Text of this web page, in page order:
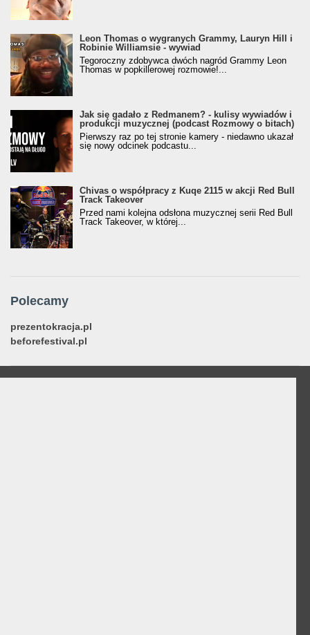
Leon Thomas o wygranych Grammy, Lauryn Hill i
Robinie Williamsie - wywiad
Tegoroczny zdobywca dwóch nagród Grammy Leon
Thomas w popkillerowej rozmowie!...
Jak się gadało z Redmanem? - kulisy wywiadów i
produkcji muzycznej (podcast Rozmowy o bitach)
Pierwszy raz po tej stronie kamery - niedawno ukazał
się nowy odcinek podcastu...
Chivas o współpracy z Kuqe 2115 w akcji Red Bull
Track Takeover
Przed nami kolejna odsłona muzycznej serii Red Bull
Track Takeover, w której...
Polecamy
prezentokracja.pl
beforefestival.pl